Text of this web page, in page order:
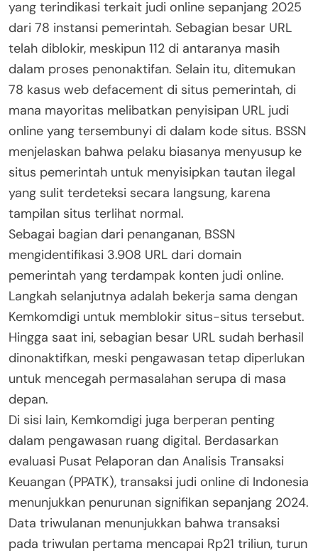
yang terindikasi terkait judi online sepanjang 2025
dari 78 instansi pemerintah. Sebagian besar URL
telah diblokir, meskipun 112 di antaranya masih
dalam proses penonaktifan. Selain itu, ditemukan
78 kasus web defacement di situs pemerintah, di
mana mayoritas melibatkan penyisipan URL judi
online yang tersembunyi di dalam kode situs. BSSN
menjelaskan bahwa pelaku biasanya menyusup ke
situs pemerintah untuk menyisipkan tautan ilegal
yang sulit terdeteksi secara langsung, karena
tampilan situs terlihat normal.
Sebagai bagian dari penanganan, BSSN
mengidentifikasi 3.908 URL dari domain
pemerintah yang terdampak konten judi online.
Langkah selanjutnya adalah bekerja sama dengan
Kemkomdigi untuk memblokir situs-situs tersebut.
Hingga saat ini, sebagian besar URL sudah berhasil
dinonaktifkan, meski pengawasan tetap diperlukan
untuk mencegah permasalahan serupa di masa
depan.
Di sisi lain, Kemkomdigi juga berperan penting
dalam pengawasan ruang digital. Berdasarkan
evaluasi Pusat Pelaporan dan Analisis Transaksi
Keuangan (PPATK), transaksi judi online di Indonesia
menunjukkan penurunan signifikan sepanjang 2024.
Data triwulanan menunjukkan bahwa transaksi
pada triwulan pertama mencapai Rp21 triliun, turun